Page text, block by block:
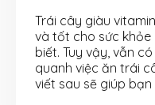
Trái cây giàu
và tốt cho sức khỏe
biết. Tuy vậy, vẫn
quanh việc ăn trái
viết sau sẽ giúp bạn